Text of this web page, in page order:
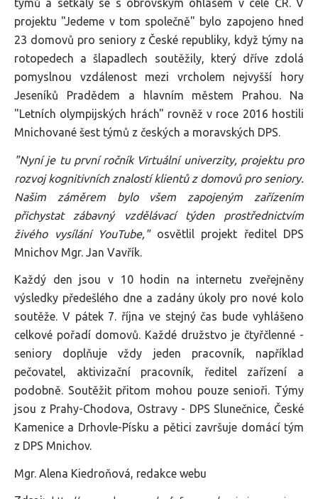
týmů a setkaly se s obrovským ohlasem v celé ČR. V
projektu "Jedeme v tom společně" bylo zapojeno hned
23 domovů pro seniory z České republiky, když týmy na
rotopedech a šlapadlech soutěžily, který dříve zdolá
pomyslnou vzdálenost mezi vrcholem nejvyšší hory
Jeseníků Pradědem a hlavním městem Prahou. Na
"Letních olympijských hrách" rovněž v roce 2016 hostili
Mnichované šest týmů z českých a moravských DPS.
"Nyní je tu první ročník Virtuální univerzity, projektu pro
rozvoj kognitivních znalostí klientů z domovů pro seniory.
Našim záměrem bylo všem zapojeným zařízením
přichystat zábavný vzdělávací týden prostřednictvím
živého vysílání YouTube,"osvětlil projekt ředitel DPS
Mnichov Mgr. Jan Vavřík.
Každý den jsou v 10 hodin na internetu zveřejněny
výsledky předešlého dne a zadány úkoly pro nové kolo
soutěže. V pátek 7. října ve stejný čas bude vyhlášeno
celkové pořadí domovů. Každé družstvo je čtyřčlenné -
seniory doplňuje vždy jeden pracovník, například
pečovatel, aktivizační pracovník, ředitel zařízení a
podobně. Soutěžit přitom mohou pouze senioři. Týmy
jsou z Prahy-Chodova, Ostravy - DPS Slunečnice, České
Kamenice a Drhovle-Písku a pětici završuje domácí tým
z DPS Mnichov.
Mgr. Alena Kiedroňová, redakce webu